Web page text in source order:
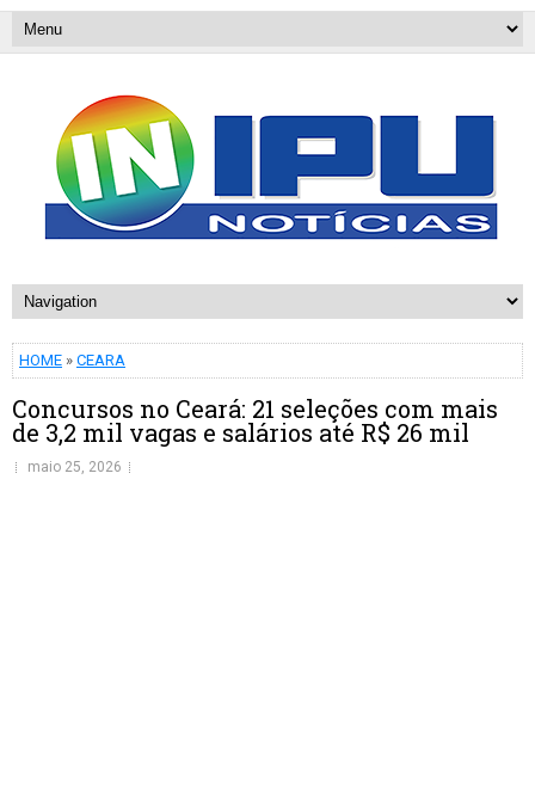
HOME » CEARA
Concursos no Ceará: 21 seleções com mais
de 3,2 mil vagas e salários até R$ 26 mil
maio 25, 2026